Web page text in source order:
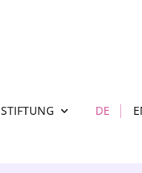
STIFTUNG DE